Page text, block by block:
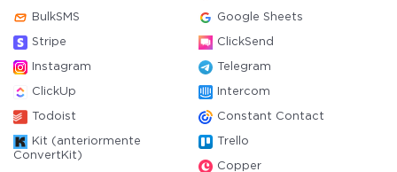
BulkSMS Google Sheets
Stripe ClickSend
Instagram Telegram
ClickUp Intercom
Todoist Constant Contact
Kit (anteriormente
ConvertKit)
Trello
Copper